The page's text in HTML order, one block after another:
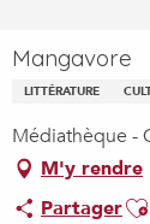
Mangavore
LITTÉRATURE
Médiathèque -
M'y rendre
Partager